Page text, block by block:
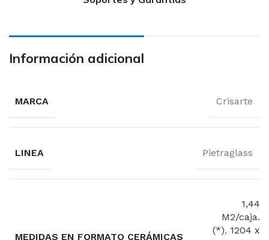
Información adicional
MARCA Crisarte
LINEA Pietraglass
MEDIDAS EN FORMATO CERÁMICAS
1,44
M2/caja.
(*), 1204 x